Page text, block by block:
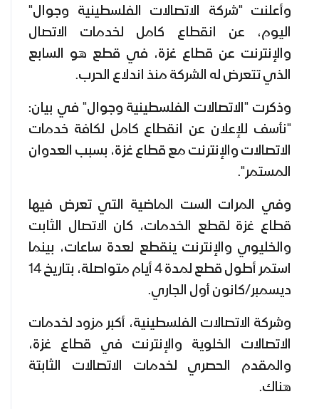
وأعلنت "شركة الاتصالات الفلسطينية وجوال"
اليوم، عن انقطاع كامل لخدمات الاتصال
والإنترنت عن قطاع غزة، في قطع هو السابع
الذي تتعرض له الشركة منذ اندلاع الحرب.
وذكرت "الاتصالات الفلسطينية وجوال" في بيان:
"نأسف للإعلان عن انقطاع كامل لكافة خدمات
الاتصالات والإنترنت مع قطاع غزة، بسبب العدوان
المستمر".
وفي المرات الست الماضية التي تعرض فيها
قطاع غزة لقطع الخدمات، كان الاتصال الثابت
والخليوي والإنترنت ينقطع لعدة ساعات، بينما
استمر أطول قطع لمدة 4 أيام متواصلة، بتاريخ 14
ديسمبر/كانون أول الجاري.
وشركة الاتصالات الفلسطينية، أكبر مزود لخدمات
الاتصالات الخلوية والإنترنت في قطاع غزة،
والمقدم الحصري لخدمات الاتصالات الثابتة
هناك.